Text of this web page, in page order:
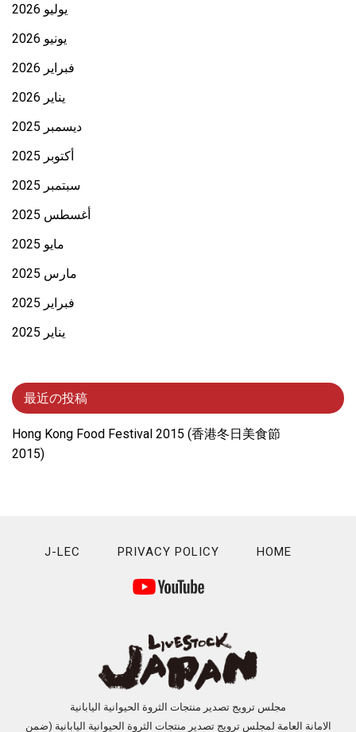
يوليو 2026
يونيو 2026
فبراير 2026
يناير 2026
ديسمبر 2025
أكتوبر 2025
سبتمبر 2025
أغسطس 2025
مايو 2025
مارس 2025
فبراير 2025
يناير 2025
最近の投稿
Hong Kong Food Festival 2015 (⾹港冬⽇美⾷節
2015)
HOME
PRIVACY POLICY
J-LEC
مجلس ترويج تصدير منتجات الثروة الحيوانية اليابانية
الامانة العامة لمجلس ترويج تصدير منتجات الثروة الحيوانية اليابانية (ضمن